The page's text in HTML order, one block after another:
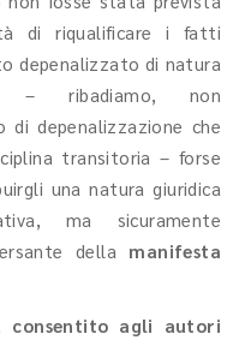
di riqualificare i fatti
depenalizzato di natura
– ribadiamo, non
depenalizzazione che
transitoria – forse
una natura giuridica
ma sicuramente
della manifesta
consentito agli autori